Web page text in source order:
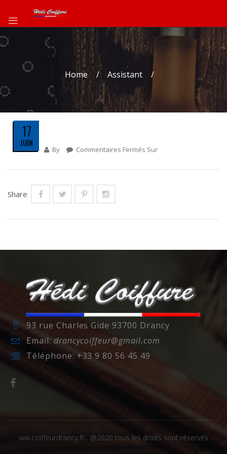
Home Assistant
17
JUIN
By Commentaires Fermés Sur
Share
93 rue Charles Gide 93700 Drancy
Email: drancycoiffeur@gmail.com
Téléphone: +33 9 80 56 45 49
ww.coiffeurdrancy.fr . @2020 tous les droits sont réservés